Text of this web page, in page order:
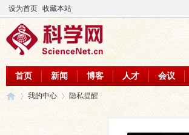
设为首页 收藏本站
首页 新闻 博客 人才 会议
我的中心 隐私提醒